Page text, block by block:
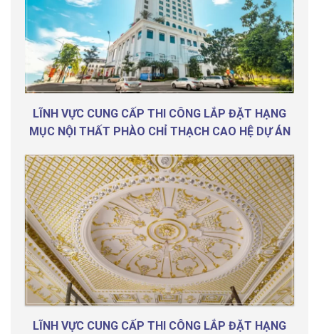
LĨNH VỰC CUNG CẤP THI CÔNG LẮP ĐẶT HẠNG
MỤC NỘI THẤT PHÀO CHỈ THẠCH CAO HỆ DỰ ÁN
LĨNH VỰC CUNG CẤP THI CÔNG LẮP ĐẶT HẠNG